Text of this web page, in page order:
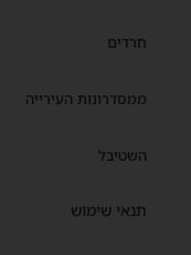
חרדים
ממסדרונות העירייה
השטיבל
תנאי שימוש